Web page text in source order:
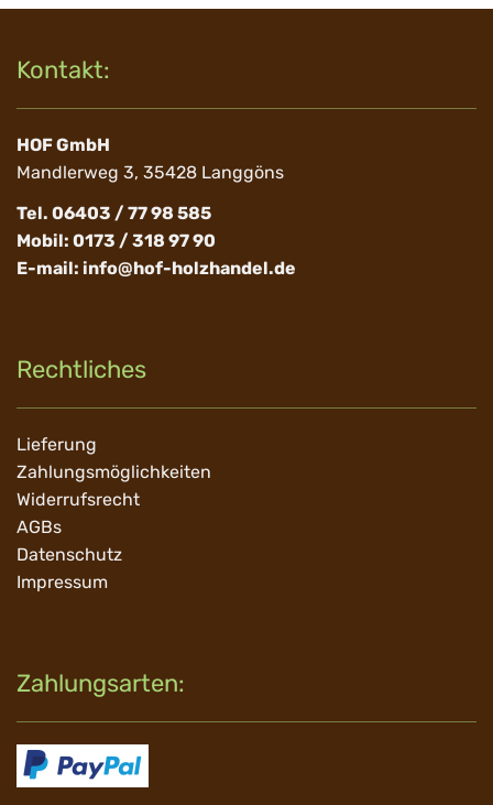
Kontakt:
HOF GmbH
Mandlerweg 3, 35428 Langgöns
Tel. 06403 / 77 98 585
Mobil: 0173 / 318 97 90
E-mail: info@hof-holzhandel.de
Rechtliches
Navigation
überspringen
Lieferung
Zahlungsmöglichkeiten
Widerrufsrecht
AGBs
Datenschutz
Impressum
Zahlungsarten: